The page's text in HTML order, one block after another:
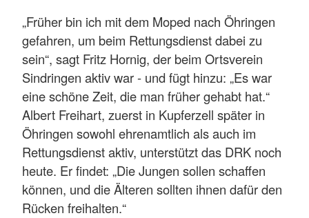
„Früher bin ich mit dem Moped nach Öhringen
gefahren, um beim Rettungsdienst dabei zu
sein“, sagt Fritz Hornig, der beim Ortsverein
Sindringen aktiv war - und fügt hinzu: „Es war
eine schöne Zeit, die man früher gehabt hat.“
Albert Freihart, zuerst in Kupferzell später in
Öhringen sowohl ehrenamtlich als auch im
Rettungsdienst aktiv, unterstützt das DRK noch
heute. Er findet: „Die Jungen sollen schaffen
können, und die Älteren sollten ihnen dafür den
Rücken freihalten.“